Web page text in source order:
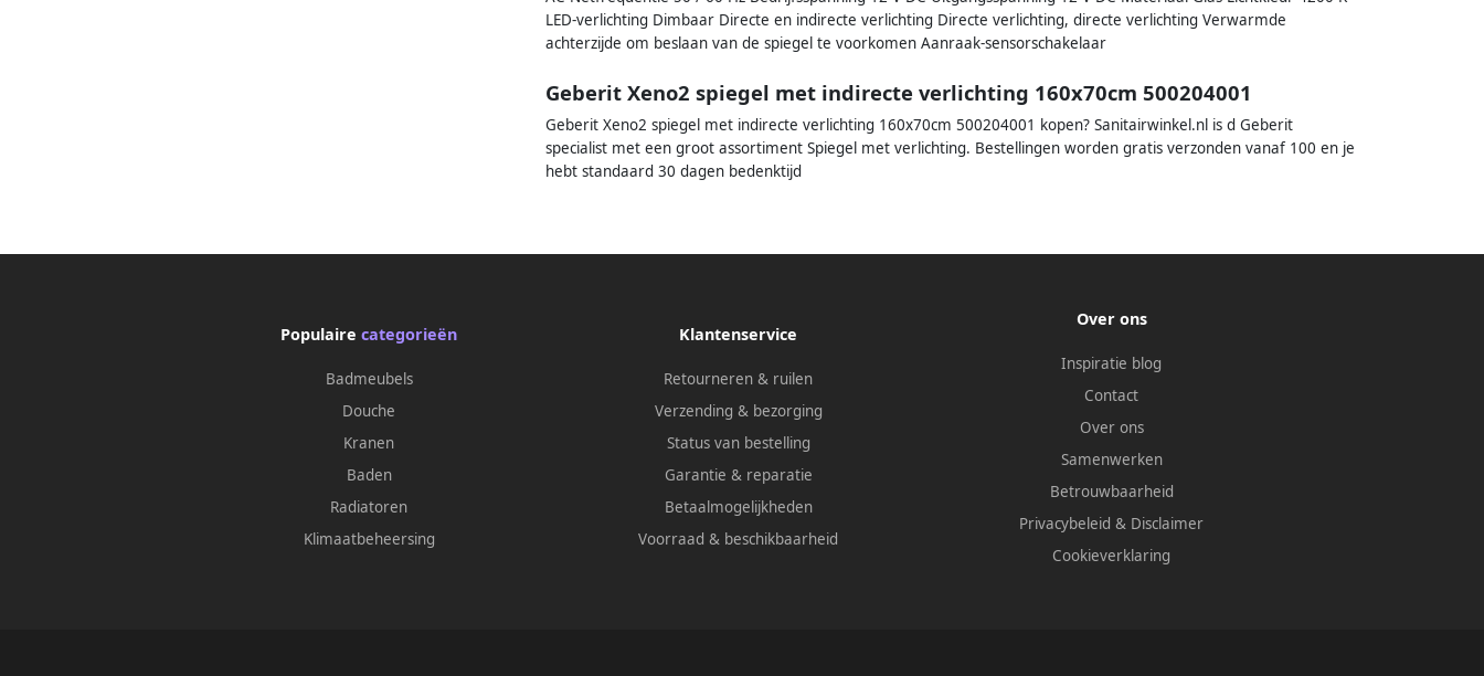
LED-verlichting Dimbaar Directe en indirecte verlichting Directe verlichting, directe verlichting Verwarmde
achterzijde om beslaan van de spiegel te voorkomen Aanraak-sensorschakelaar
Geberit Xeno2 spiegel met indirecte verlichting 160x70cm 500204001
Geberit Xeno2 spiegel met indirecte verlichting 160x70cm 500204001 kopen? Sanitairwinkel.nl is d Geberit
specialist met een groot assortiment Spiegel met verlichting. Bestellingen worden gratis verzonden vanaf 100 en je
hebt standaard 30 dagen bedenktijd
Populaire categorieën
Badmeubels
Douche
Kranen
Baden
Radiatoren
Klimaatbeheersing
Klantenservice
Retourneren & ruilen
Verzending & bezorging
Status van bestelling
Garantie & reparatie
Betaalmogelijkheden
Voorraad & beschikbaarheid
Over ons
Inspiratie blog
Contact
Over ons
Samenwerken
Betrouwbaarheid
Privacybeleid & Disclaimer
Cookieverklaring